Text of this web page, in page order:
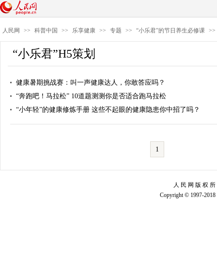
人民网 >> 科普中国 >> 乐享健康 >> 专题 >> “小乐君”的节日养生必修课 >>
“小乐君”H5策划
健康暑期挑战赛：叫一声健康达人，你敢答应吗？
“奔跑吧！马拉松” 10道题测测你是否适合跑马拉松
“小年轻”的健康修炼手册 这些不起眼的健康隐患你中招了吗？
1
人 民 网 版 权
Copyright © 1997-2018